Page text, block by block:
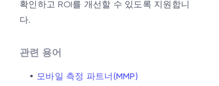
확인하고 ROI를 개선할 수 있도록 지원합니
다.
관련 용어
모바일 측정 파트너(MMP)